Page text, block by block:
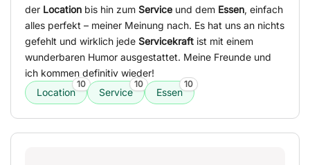
der Location bis hin zum Service und dem Essen, einfach
alles perfekt – meiner Meinung nach. Es hat uns an nichts
gefehlt und wirklich jede Servicekraft ist mit einem
wunderbaren Humor ausgestattet. Meine Freunde und
ich kommen definitiv wieder!
Location
10
Service
10
Essen
10